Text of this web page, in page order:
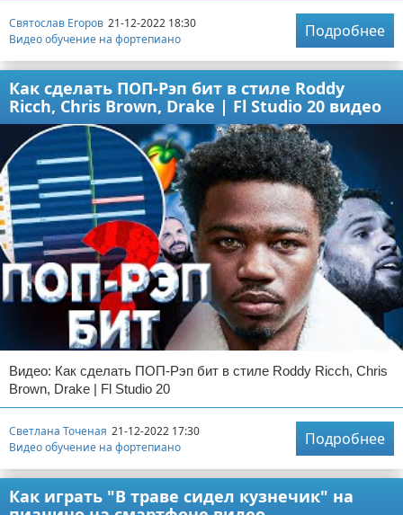
Святослав Егоров 21-12-2022 18:30
Видео обучение на фортепиано
Подробнее
Как сделать ПОП-Рэп бит в стиле Roddy
Ricch, Chris Brown, Drake | Fl Studio 20 видео
Видео: Как сделать ПОП-Рэп бит в стиле Roddy Ricch, Chris
Brown, Drake | Fl Studio 20
Светлана Точеная 21-12-2022 17:30
Видео обучение на фортепиано
Подробнее
Как играть "В траве сидел кузнечик" на